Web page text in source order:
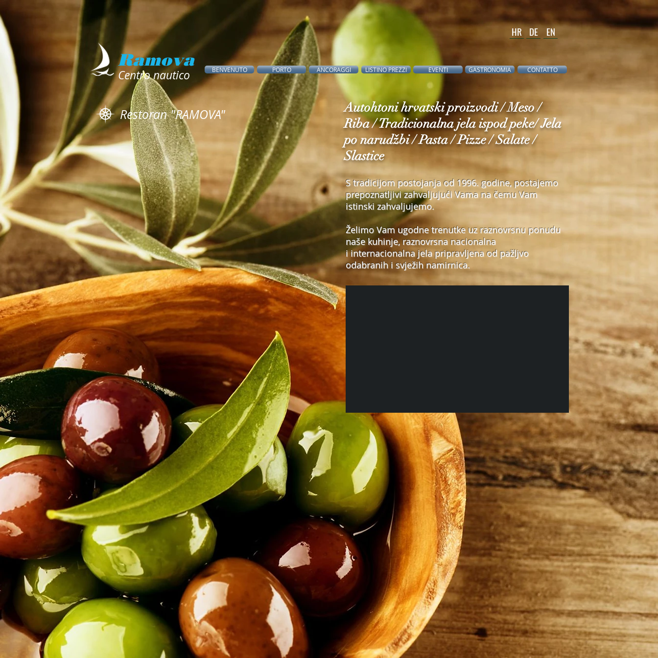
HR DE EN
Ramova
Centro nautico BENVENUTO PORTO ANCORAGGI LISTINO PREZZI EVENTI GASTRONOMIA CONTATTO
Restoran "RAMOVA"
Autohtoni hrvatski proizvodi / Meso /
Riba / Tradicionalna jela ispod peke/ Jela
po narudžbi / Pasta / Pizze / Salate /
Slastice
S tradicijom postojanja od 1996. godine, postajemo
prepoznatljivi zahvaljujući Vama na čemu Vam
istinski zahvaljujemo.
Želimo Vam ugodne trenutke uz raznovrsnu ponudu
naše kuhinje, raznovrsna nacionalna
i internacionalna jela pripravljena od pažljvo
odabranih i svježih namirnica.